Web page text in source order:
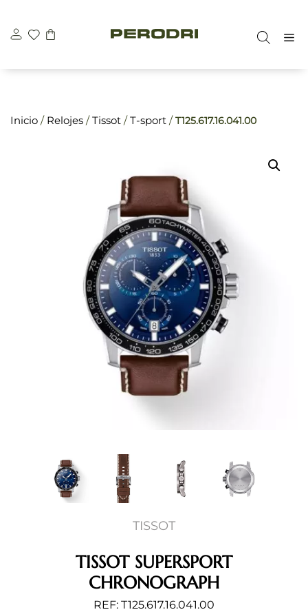
contenido
Inicio / Relojes /Tissot /T-sport /T125.617.16.041.00
TISSOT
TISSOT SUPERSPORT
CHRONOGRAPH
REF: T125.617.16.041.00